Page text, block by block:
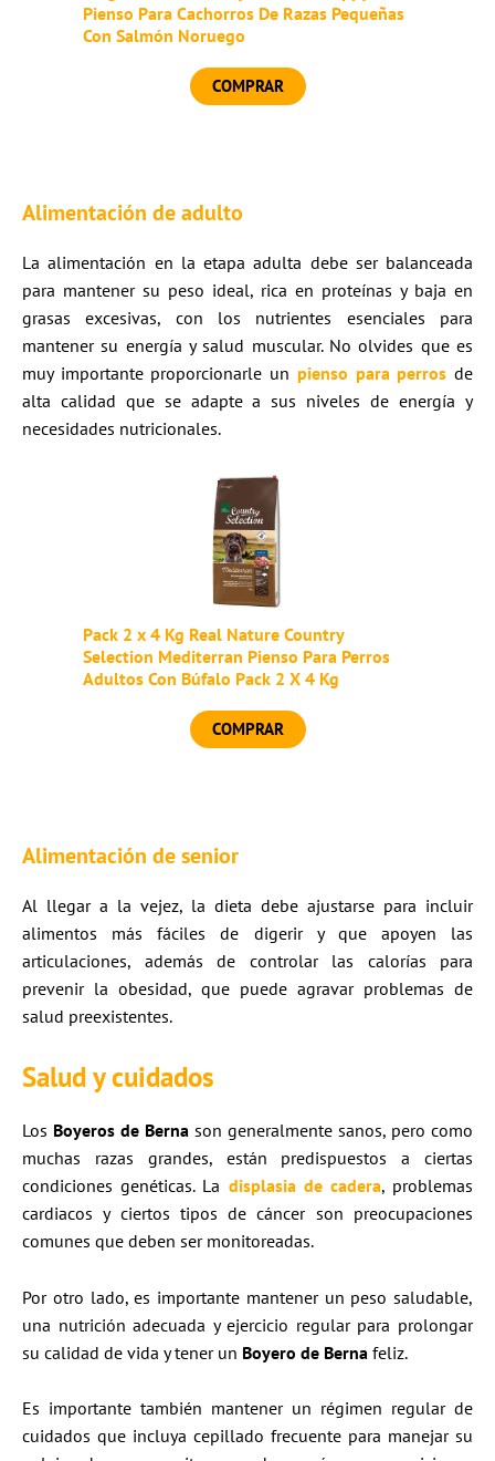
Pienso Para Cachorros De Razas Pequeñas
Con Salmón Noruego
COMPRAR
Alimentación de adulto
La alimentación en la etapa adulta debe ser balanceada
para mantener su peso ideal, rica en proteínas y baja en
grasas excesivas, con los nutrientes esenciales para
mantener su energía y salud muscular. No olvides que es
muy importante proporcionarle un pienso para perros de
alta calidad que se adapte a sus niveles de energía y
necesidades nutricionales.
Pack 2 x 4 Kg Real Nature Country
Selection Mediterran Pienso Para Perros
Adultos Con Búfalo Pack 2 X 4 Kg
COMPRAR
Alimentación de senior
Al llegar a la vejez, la dieta debe ajustarse para incluir
alimentos más fáciles de digerir y que apoyen las
articulaciones, además de controlar las calorías para
prevenir la obesidad, que puede agravar problemas de
salud preexistentes.
Salud y cuidados
Los Boyeros de Berna son generalmente sanos, pero como
muchas razas grandes, están predispuestos a ciertas
condiciones genéticas. La displasia de cadera, problemas
cardiacos y ciertos tipos de cáncer son preocupaciones
comunes que deben ser monitoreadas.
Por otro lado, es importante mantener un peso saludable,
una nutrición adecuada y ejercicio regular para prolongar
su calidad de vida y tener un Boyero de Berna feliz.
Es importante también mantener un régimen regular de
cuidados que incluya cepillado frecuente para manejar su